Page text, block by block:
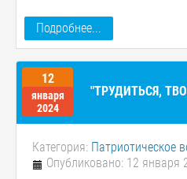
Подробнее...
12
января
2024
"ТРУДИТЬСЯ,
Категория: Патриотическое
Опубликовано: 12 января